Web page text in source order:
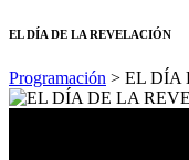
EL DÍA DE LA REVELACIÓN
Programación > EL DÍA